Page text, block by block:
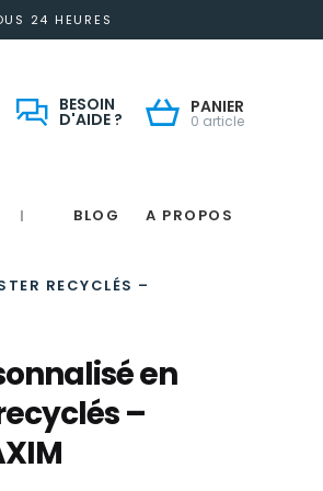
24 HEURES
BESOIN
D'AIDE ?
PANIER
0 article
| BLOG A PROPOS
RECYCLÉS –
en
–